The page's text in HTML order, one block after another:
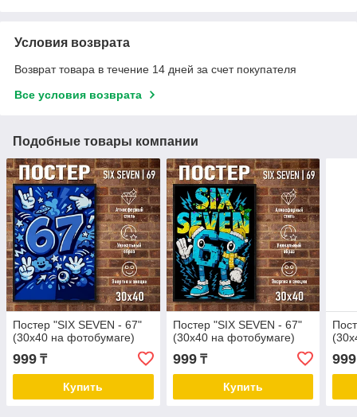
Условия возврата
Возврат товара в течение 14 дней за счет покупателя
Все условия возврата
Подобные товары компании
Постер "SIX SEVEN - 67"
(30х40 на фотобумаге)
999 ₸
Купить
Постер "SIX SEVEN - 67"
(30х40 на фотобумаге)
999₸
Купить
999